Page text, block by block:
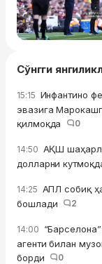
Сўнгги
15:15 Инфантино
эвазига
қилмоқда
0
14:50 АҚШ
долларни
14:25 АПЛ собиқ
бошлади
2
14:00
агенти билан
борди
0